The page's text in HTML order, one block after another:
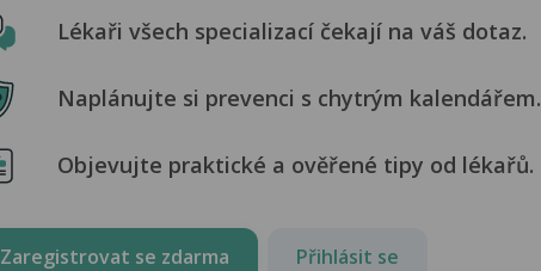
Lékaři všech specializací čekají na váš dotaz.
Naplánujte si prevenci s chytrým kalendářem.
Objevujte praktické a ověřené tipy od lékařů.
Zaregistrovat se zdarma Přihlásit se